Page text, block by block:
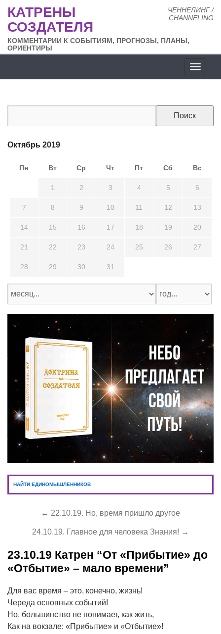
ЧЕННЕЛИНГ /
CHANNELING
КАТРЕНЫ
СОЗДАТЕЛЯ
КОММЕНТАРИИ К СОБЫТИЯМ, ПРОГНОЗЫ, ПЛАНЫ,
ОРИЕНТИРЫ
сайта
Октябрь 2019
Пн Вт Ср Чт Пт Сб Вс
1 2 3 4 5 6
7 8 9 10 11 12 13
14 15 16 17 18 19 20
21 22 23 24 25 26 27
28 29 30 31
НАЙТИ ЕДИНОМЫШЛЕННИКОВ
← 22.10.19. Но, время пришло другое
24.10.19. Главное для человека Знания! →
23.10.19 Катрен “От «Прибытие» до
«Отбытие» – мало времени”
Для вас время – это, конечно, жизнь!
Череда основных событий!
Но, большинство не понимает, как жить,
Как на вокзале: «Прибытие» и «Отбытие»!